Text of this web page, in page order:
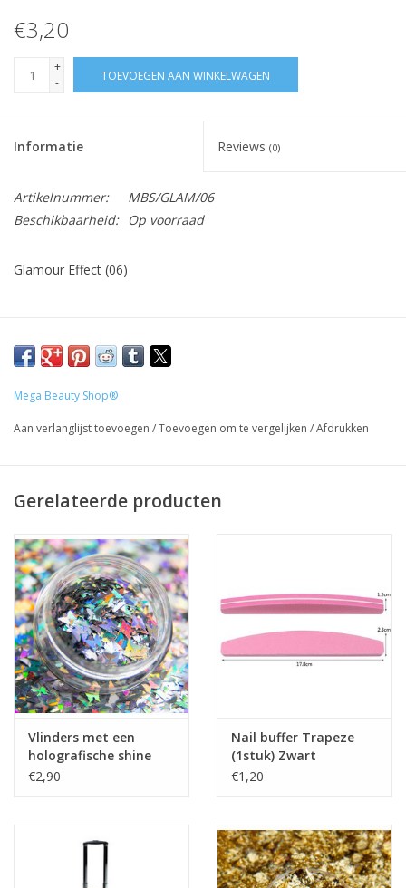
Nail Mist
€3,20
+
-
TOEVOEGEN AAN WINKELWAGEN
Informatie Reviews (0)
Artikelnummer:
MBS/GLAM/06
Beschikbaarheid:
Op voorraad
Glamour Effect (06)
Prijzen zijn incl. BTW
Mega Beauty Shop®
Aan verlanglijst toevoegen /Toevoegen om te vergelijken /Afdrukken
Gerelateerde producten
Vlinders met een
holografische shine
(01)
€2,90
Nail buffer Trapeze
(1stuk) Zwart
€1,20